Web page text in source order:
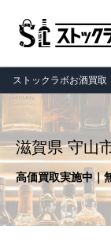
ストックラボお酒買取
滋賀県 守山
高価買取実施中｜